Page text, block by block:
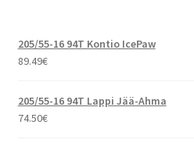
205/55-16 94T Kontio IcePaw
89.49€
205/55-16 94T Lappi Jää-Ahma
74.50€